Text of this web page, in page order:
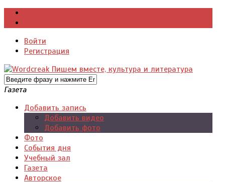
Войти
Регистрация
Газета
Добавить запись
Добавить видео
Добавить фото
Фото
События дня
Учебный зал
Газета
Авторское